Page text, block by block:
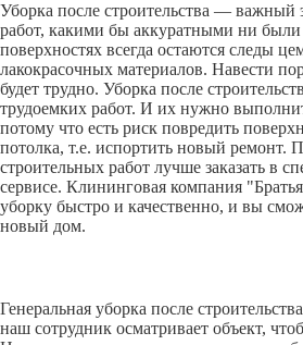
Уборка после строительства — важный
работ, какими бы аккуратными ни были
поверхностях всегда остаются следы
лакокрасочных материалов. Навести
будет трудно. Уборка после
трудоемких работ. И их нужно
потому что есть риск повредить
потолка, т.е. испортить новый ремонт.
строительных работ лучше заказать в
сервисе. Клининговая компания
уборку быстро и качественно, и вы
новый дом.
Генеральная уборка после
наш сотрудник осматривает объект,